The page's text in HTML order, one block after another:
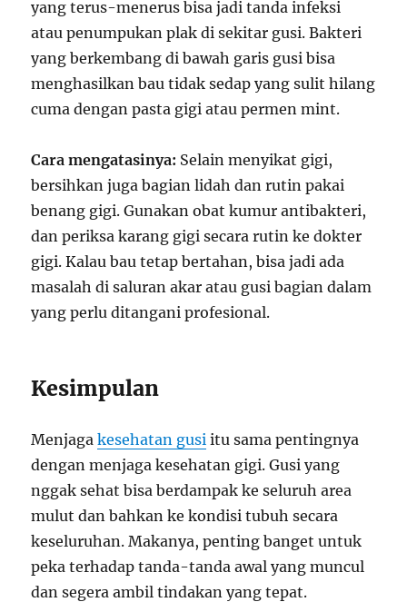
yang terus-menerus bisa jadi tanda infeksi
atau penumpukan plak di sekitar gusi. Bakteri
yang berkembang di bawah garis gusi bisa
menghasilkan bau tidak sedap yang sulit hilang
cuma dengan pasta gigi atau permen mint.
Cara mengatasinya: Selain menyikat gigi,
bersihkan juga bagian lidah dan rutin pakai
benang gigi. Gunakan obat kumur antibakteri,
dan periksa karang gigi secara rutin ke dokter
gigi. Kalau bau tetap bertahan, bisa jadi ada
masalah di saluran akar atau gusi bagian dalam
yang perlu ditangani profesional.
Kesimpulan
Menjagakesehatan gusi itu sama pentingnya
dengan menjaga kesehatan gigi. Gusi yang
nggak sehat bisa berdampak ke seluruh area
mulut dan bahkan ke kondisi tubuh secara
keseluruhan. Makanya, penting banget untuk
peka terhadap tanda-tanda awal yang muncul
dan segera ambil tindakan yang tepat.